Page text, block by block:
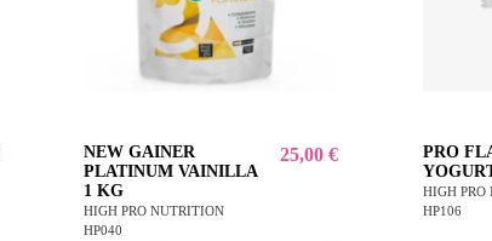
NEW GAINER
PLATINUM VAINILLA
1 KG
HIGH PRO NUTRITION
HP040
25,00 €
PRO
HIGH PRO
HP106